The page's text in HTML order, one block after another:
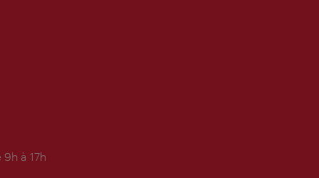
à 17h